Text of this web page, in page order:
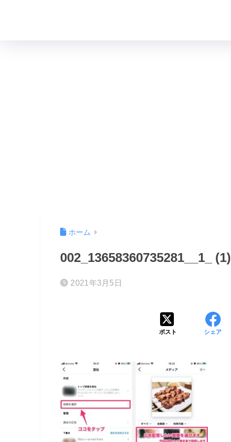
ホーム
002_13658360735281__1_ (1)
2021年3月5日
ポスト シェア